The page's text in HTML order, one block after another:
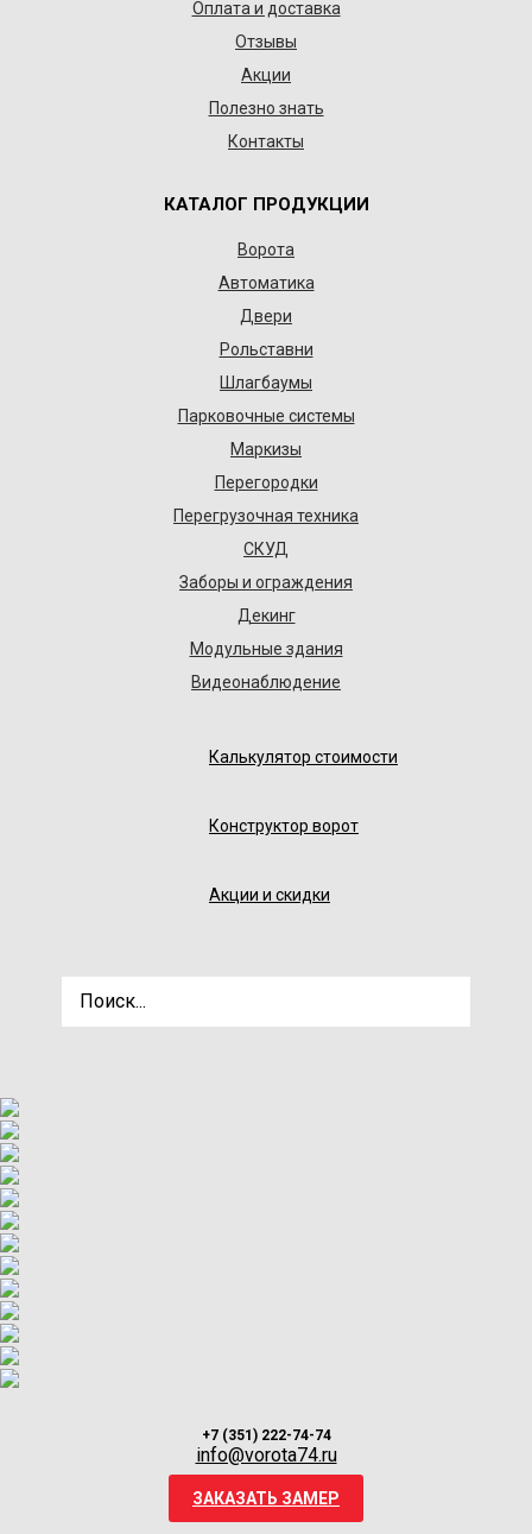
Оплата и доставка
Отзывы
Акции
Полезно знать
Контакты
КАТАЛОГ ПРОДУКЦИИ
Ворота
Автоматика
Двери
Рольставни
Шлагбаумы
Парковочные системы
Маркизы
Перегородки
Перегрузочная техника
СКУД
Заборы и ограждения
Декинг
Модульные здания
Видеонаблюдение
Калькулятор стоимости
Конструктор ворот
Акции и скидки
+7 (351) 222-74-74
info@vorota74.ru
ЗАКАЗАТЬ ЗАМЕР